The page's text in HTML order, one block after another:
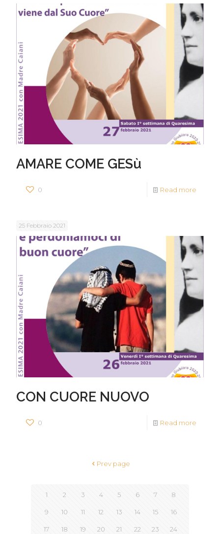
AMARE COME GESù
0 Read more
25 Febbraio 2021
CON CUORE NUOVO
0 Read more
Prev page
1 2 3 4 5 6 7 8
9 10 11 12 13 14 15 16
17 18 19 20 21 22 23 24